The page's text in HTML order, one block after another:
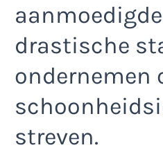
drastische
ondernemen
streven.